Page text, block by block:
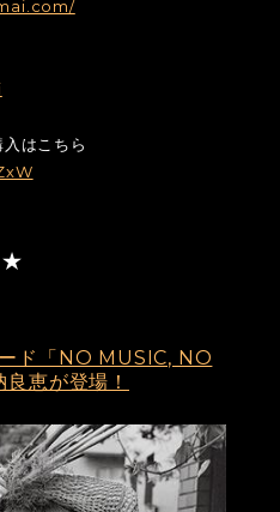
はこちら
ド「NO MUSIC, NO
恵が登場！